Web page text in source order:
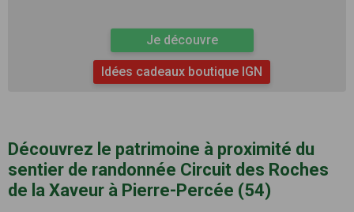
Je découvre
Idées cadeaux boutique IGN
Découvrez le patrimoine à proximité du
sentier de randonnée Circuit des Roches
de la Xaveur à Pierre-Percée (54)